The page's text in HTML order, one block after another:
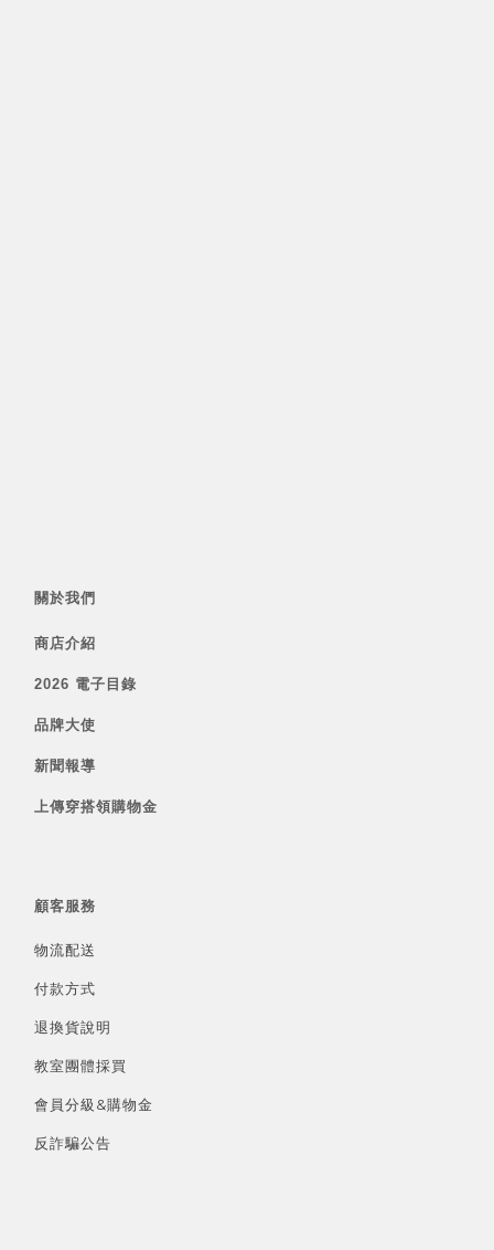
關於我們
商店介紹
2026 電子目錄
品牌大使
新聞報導
上傳穿搭領購物金
顧客服務
物流配送
付款方式
退換貨說明
教室團體採買
會員分級&購物金
反詐騙公告